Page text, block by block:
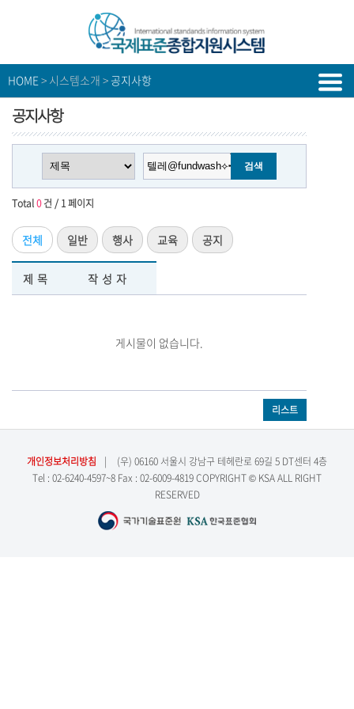
HOME > 시스템소개 > 공지사항
공지사항
Total0건 / 1 페이지
전체 일반 행사 교육 공지
제목 작성자
게시물이 없습니다.
리스트
개인정보처리방침 |
(우) 06160 서울시 강남구 테헤란로 69길 5 DT센터 4층
Tel : 02-6240-4597~8 Fax : 02-6009-4819 COPYRIGHT © KSA ALL RIGHT
RESERVED